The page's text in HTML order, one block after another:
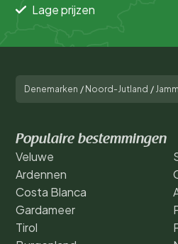
Lage prijzen
Denemarken / Noord-Jutland /
Populaire bestemmingen
Veluwe
Ardennen
Costa Blanca
Gardameer
Tirol